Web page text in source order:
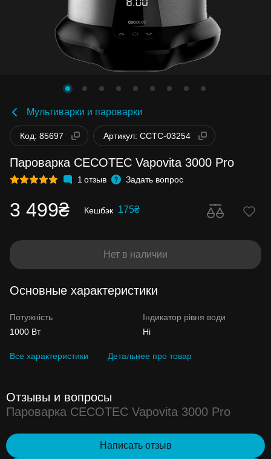
Мультиварки и пароварки
Код: 85697 Артикул: CCTC-03254
Пароварка CECOTEC Vapovita 3000 Pro
1 отзыв Задать вопрос
3 499₴ Кешбэк 175₴
Нет в наличии
Основные характеристики
Потужність
1000 Вт
Індикатор рівня води
Ні
Все характеристики Детальнее про товар
Отзывы и вопросы
Пароварка CECOTEC Vapovita 3000 Pro
Написать отзыв